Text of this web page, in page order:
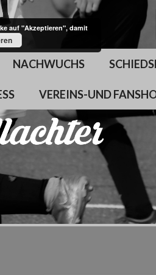
NACHWUCHS
VEREINS-UND
auf "Akzeptieren", damit